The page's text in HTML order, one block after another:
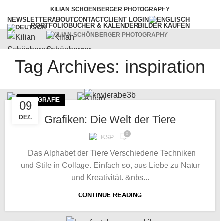
KILIAN SCHOENBERGER PHOTOGRAPHY
NEWSLETTERABOUTCONTACTCLIENT LOGIN
KILIAN SCHÖNBERGER PHOTOGRAPHY
PORTFOLIOBÜCHER & KALENDERBILDER KAUFEN
WORKSHOPS VORTRÄGE SERVICES BLOG
Tag Archives: inspiration
09
DEZ.
FOTOGRAFIE
Grafiken: Die Welt der Tiere
KSP 0
Das Alphabet der Tiere Verschiedene Techniken
und Stile in Collage. Einfach so, aus Liebe zu Natur
und Kreativität. &nbs...
CONTINUE READING